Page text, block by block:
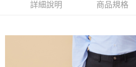
LINEX 宇迅國際
詳細說明 商品規格